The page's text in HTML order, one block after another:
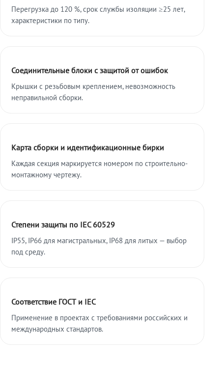
Перегрузка до 120 %, срок службы изоляции ≥25 лет,
характеристики по типу.
Соединительные блоки с защитой от ошибок
Крышки с резьбовым креплением, невозможность
неправильной сборки.
Карта сборки и идентификационные бирки
Каждая секция маркируется номером по строительно-
монтажному чертежу.
Степени защиты по IEC 60529
IP55, IP66 для магистральных, IP68 для литых — выбор
под среду.
Соответствие ГОСТ и IEC
Применение в проектах с требованиями российских и
международных стандартов.